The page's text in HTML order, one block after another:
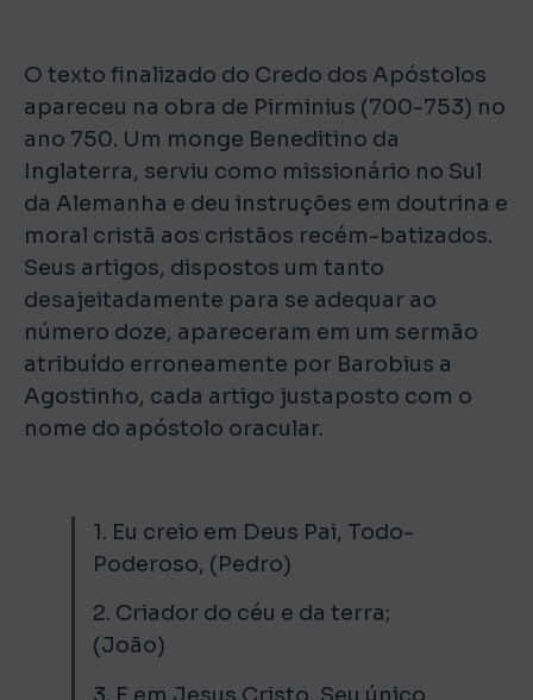
O texto finalizado do Credo dos Apóstolos
apareceu na obra de Pirminius (700-753) no
ano 750. Um monge Beneditino da
Inglaterra, serviu como missionário no Sul
da Alemanha e deu instruções em doutrina e
moral cristã aos cristãos recém-batizados.
Seus artigos, dispostos um tanto
desajeitadamente para se adequar ao
número doze, apareceram em um sermão
atribuído erroneamente por Barobius a
Agostinho, cada artigo justaposto com o
nome do apóstolo oracular.
1. Eu creio em Deus Pai, Todo-
Poderoso, (Pedro)
2. Criador do céu e da terra;
(João)